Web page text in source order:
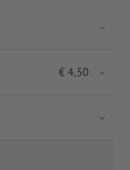
€ 4,50